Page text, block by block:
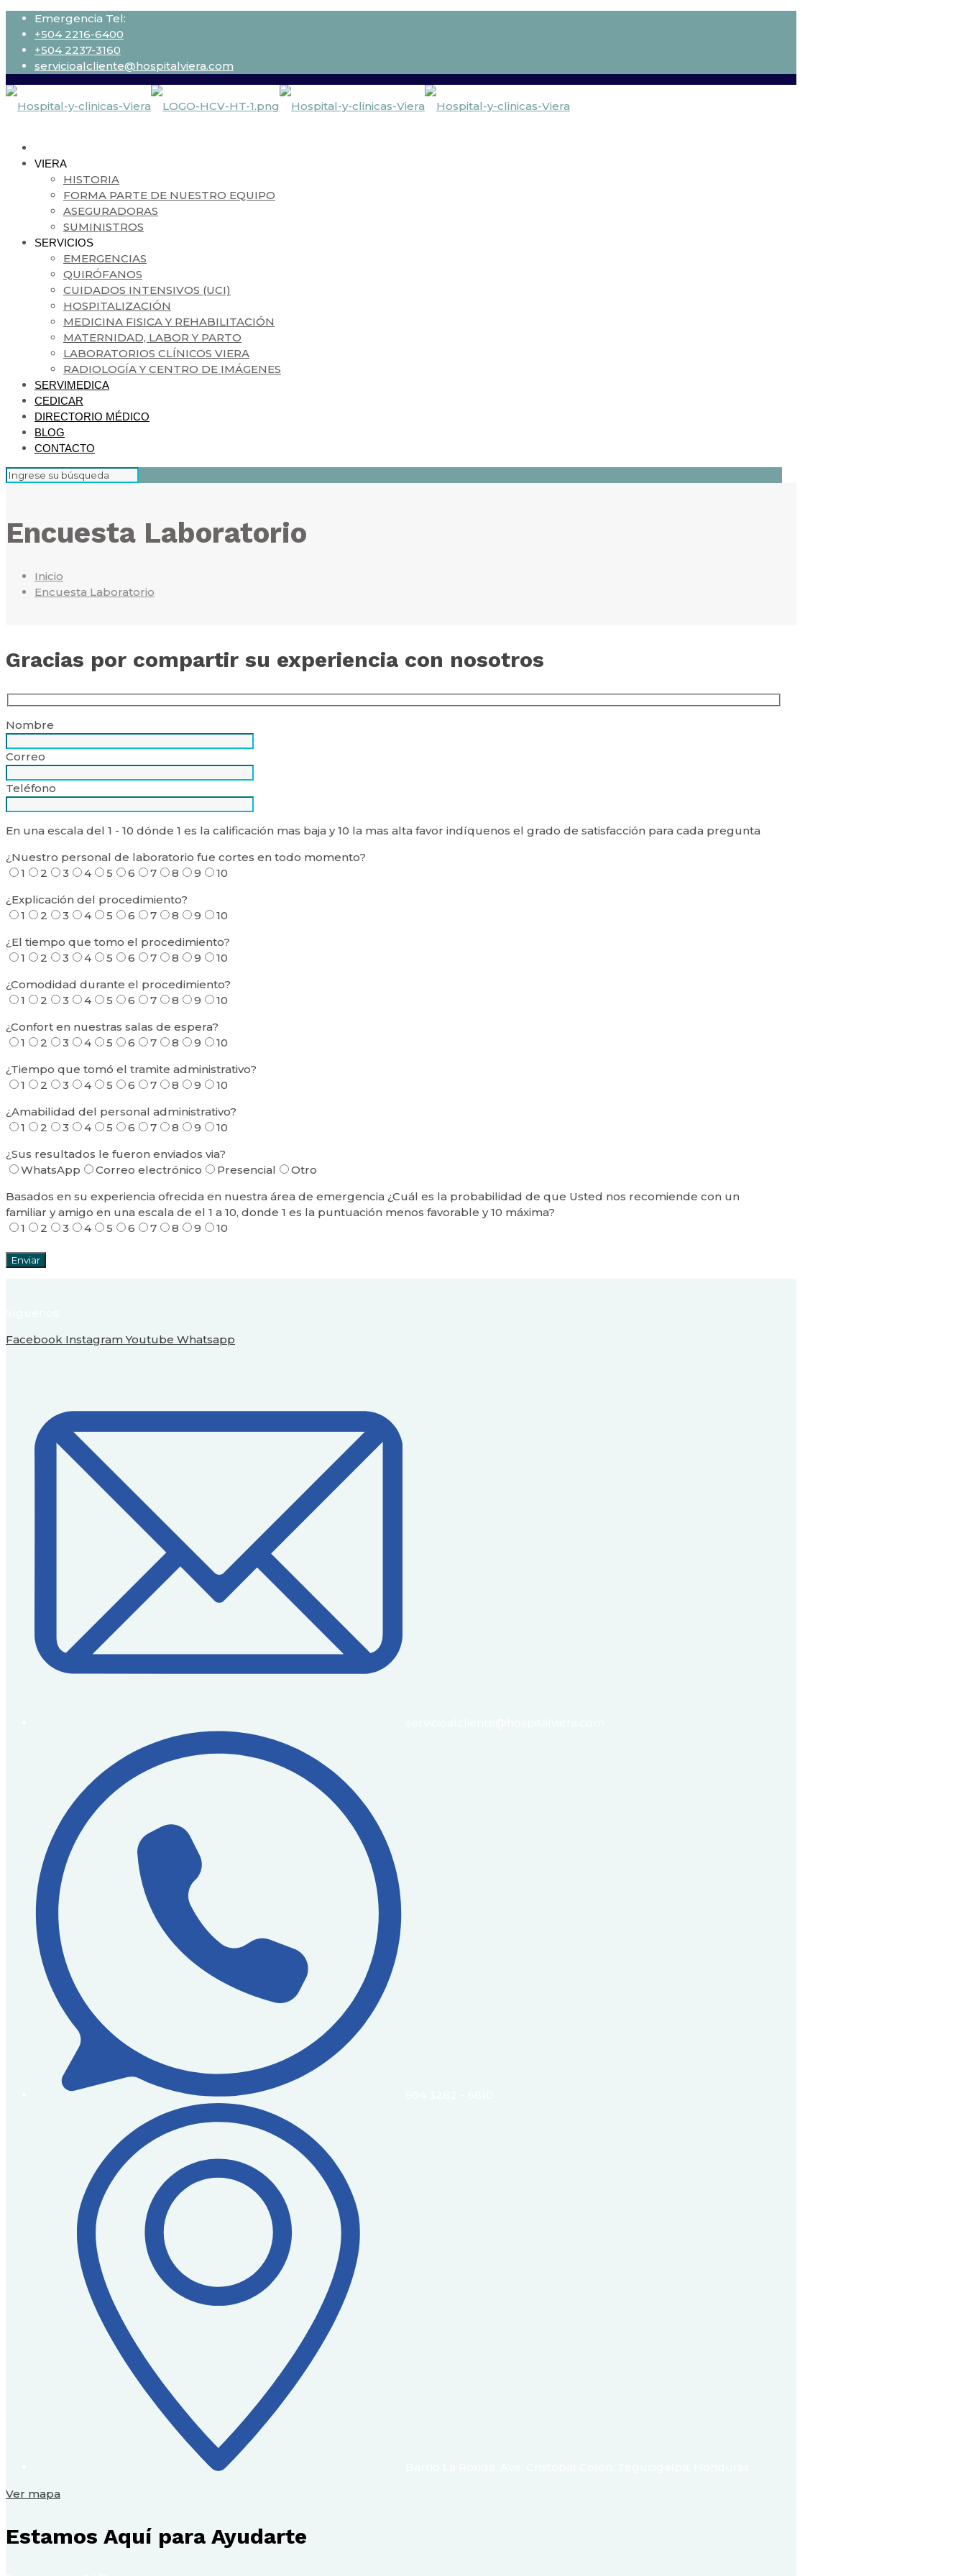
Emergencia Tel:
+504 2216-6400
+504 2237-3160
servicioalcliente@hospitalviera.com
VIERA
HISTORIA
FORMA PARTE DE NUESTRO EQUIPO
ASEGURADORAS
SUMINISTROS
SERVICIOS
EMERGENCIAS
QUIRÓFANOS
CUIDADOS INTENSIVOS (UCI)
HOSPITALIZACIÓN
MEDICINA FISICA Y REHABILITACIÓN
MATERNIDAD, LABOR Y PARTO
LABORATORIOS CLÍNICOS VIERA
RADIOLOGÍA Y CENTRO DE IMÁGENES
SERVIMEDICA
CEDICAR
DIRECTORIO MÉDICO
BLOG
CONTACTO
Encuesta Laboratorio
Inicio
Encuesta Laboratorio
Gracias por compartir su experiencia con nosotros
Nombre
Correo
Teléfono
En una escala del 1 - 10 dónde 1 es la calificación mas baja y 10 la mas alta favor indíquenos el grado de satisfacción para cada pregunta
¿Nuestro personal de laboratorio fue cortes en todo momento?
1
2 3 4 5 6 7 8 9
10
¿Explicación del procedimiento?
1
2 3 4 5 6 7 8 9
10
¿El tiempo que tomo el procedimiento?
1
2 3 4 5 6 7 8 9
10
¿Comodidad durante el procedimiento?
1
2 3 4 5 6 7 8 9
10
¿Confort en nuestras salas de espera?
1
2 3 4 5 6 7 8 9
10
¿Tiempo que tomó el tramite administrativo?
1
2 3 4 5 6 7 8 9
10
¿Amabilidad del personal administrativo?
1
2 3 4 5 6 7 8 9
10
¿Sus resultados le fueron enviados via?
WhatsApp
Correo electrónico Presencial
Otro
Basados en su experiencia ofrecida en nuestra área de emergencia ¿Cuál es la probabilidad de que Usted nos recomiende con un
familiar y amigo en una escala de el 1 a 10, donde 1 es la puntuación menos favorable y 10 máxima?
1
2 3 4 5 6 7 8 9 10
Facebook Instagram Youtube Whatsapp
Ver mapa
Estamos Aquí para Ayudarte